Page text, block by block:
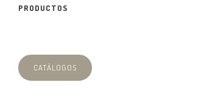
PRODUCTOS
CATÁLOGOS